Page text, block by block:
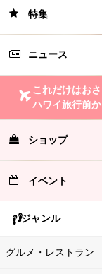
特集
ニュース
これだけはお
ハワイ旅行前
ショップ
イベント
ジャンル
グルメ・レストラン